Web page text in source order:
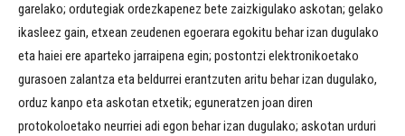
garelako; ordutegiak ordezkapenez bete zaizkigulako askotan; gelako
ikasleez gain, etxean zeudenen egoerara egokitu behar izan dugulako
eta haiei ere aparteko jarraipena egin; postontzi elektronikoetako
gurasoen zalantza eta beldurrei erantzuten aritu behar izan dugulako,
orduz kanpo eta askotan etxetik; eguneratzen joan diren
protokoloetako neurriei adi egon behar izan dugulako; askotan urduri